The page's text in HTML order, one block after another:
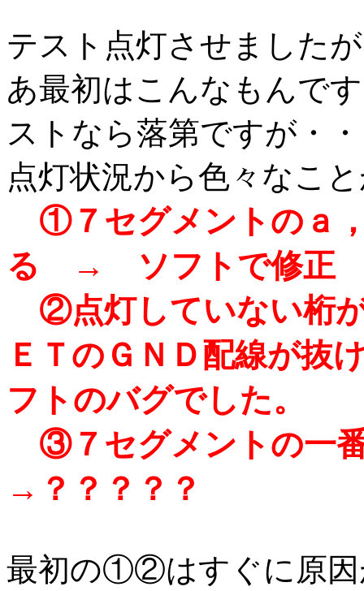
テスト点灯させました
あ最初はこんなもんで
ストなら落第ですが・
点灯状況から色々なこ
①７セグメントのａ
る → ソフトで修正
②点灯していない桁
ＥＴのＧＮＤ配線が抜
フトのバグでした。
③７セグメントの一
→？？？？？
最初の①②はすぐに原